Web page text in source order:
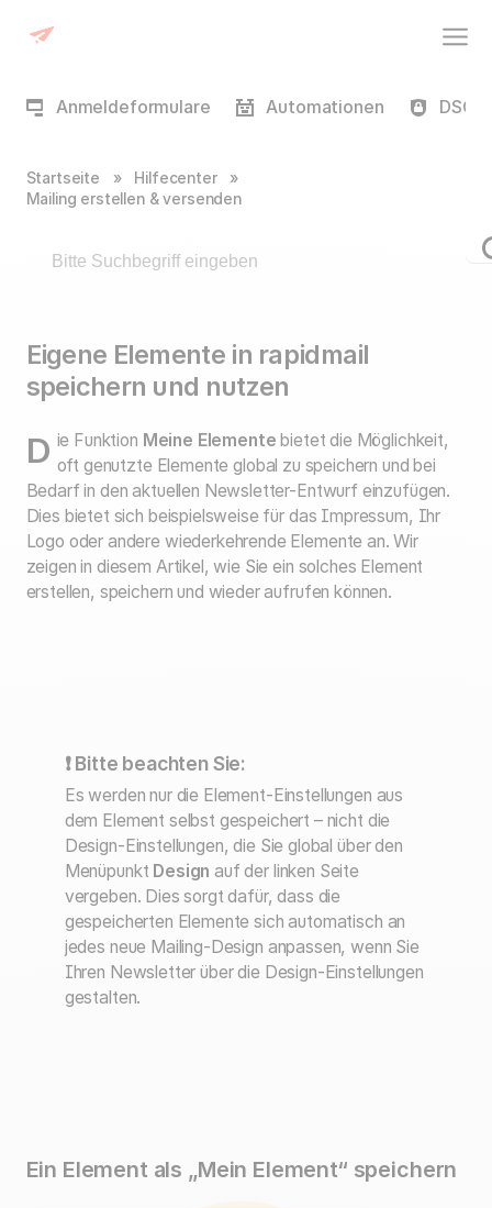
Anmeldeformulare Automationen
Startseite » Hilfecenter
»
Mailing erstellen & versenden
Eigene Elemente in rapidmail
speichern und nutzen
Die Funktion Meine Elemente bietet die Möglichkeit,
oft genutzte Elemente global zu speichern und bei
Bedarf in den aktuellen Newsletter-Entwurf einzufügen.
Dies bietet sich beispielsweise für das Impressum, Ihr
Logo oder andere wiederkehrende Elemente an. Wir
zeigen in diesem Artikel, wie Sie ein solches Element
erstellen, speichern und wieder aufrufen können.
❗ Bitte beachten Sie:
Es werden nur die Element-Einstellungen aus
dem Element selbst gespeichert – nicht die
Design-Einstellungen, die Sie global über den
Menüpunkt Design auf der linken Seite
vergeben. Dies sorgt dafür, dass die
gespeicherten Elemente sich automatisch an
jedes neue Mailing-Design anpassen, wenn Sie
Ihren Newsletter über die Design-Einstellungen
gestalten.
Ein Element als „Mein Element“ speichern